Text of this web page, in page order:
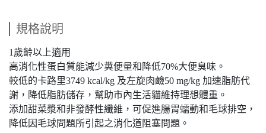
規格說明
1歲齡以上適用
高消化性蛋白質能減少糞便量和降低70%大便臭味。
較低的卡路里3749 kcal/kg 及左旋肉鹼50 mg/kg 加速脂肪代
謝，降低脂肪儲存，幫助市內生活貓維持理想體重。
添加甜菜漿和非發酵性纖維，可促進腸胃蠕動和毛球排空，
降低因毛球問題所引起之消化道阻塞問題。